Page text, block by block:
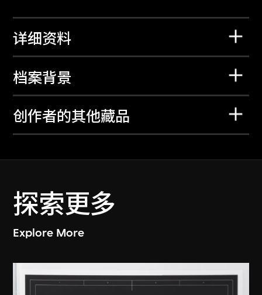
详细资料
档案背景
创作者的其他藏品
探索更多
Explore More